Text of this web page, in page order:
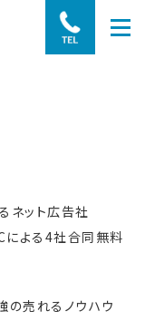
ネット広告社
よる4社合同無料
の売れるノウハウ